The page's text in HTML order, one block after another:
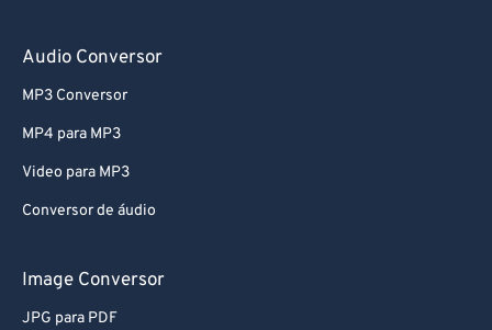
Audio Conversor
MP3 Conversor
MP4 para MP3
Video para MP3
Conversor de áudio
Image Conversor
JPG para PDF